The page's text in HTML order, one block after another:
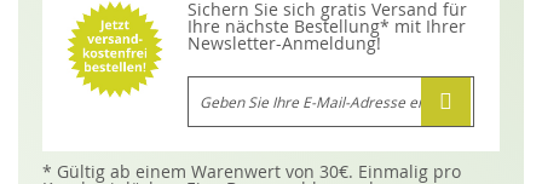
Sichern Sie sich gratis Versand für
Ihre nächste Bestellung* mit Ihrer
Newsletter-Anmeldung!
M
d
e
n
* Gültig ab einem Warenwert von 30€. Einmalig pro